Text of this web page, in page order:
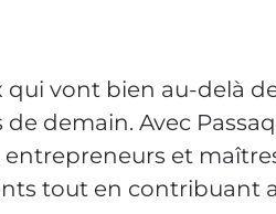
vont bien au-delà
demain. Avec
et
tout en contribuant